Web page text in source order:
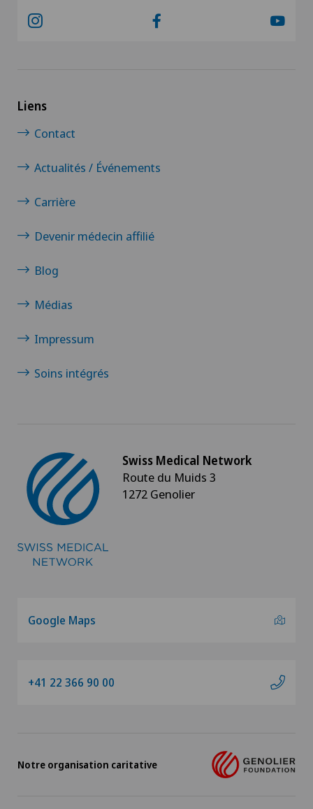
Liens
Contact
Actualités / Événements
Carrière
Devenir médecin affilié
Blog
Médias
Impressum
Soins intégrés
Swiss Medical Network
Route du Muids 3
1272 Genolier
Google Maps
+41 22 366 90 00
Notre organisation caritative